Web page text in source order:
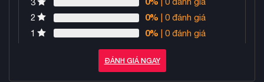
Waterpark Simulator hiện đang trong giai đoạn Early Access
trên Steam với đánh giá Very Positive (93% tích cực từ hơn
1,600 reviews). Game dự kiến phát triển thêm 9-12 tháng với
2
0% | 0 đánh giá
1
0% | 0 đánh giá
ĐÁNH GIÁ NGAY